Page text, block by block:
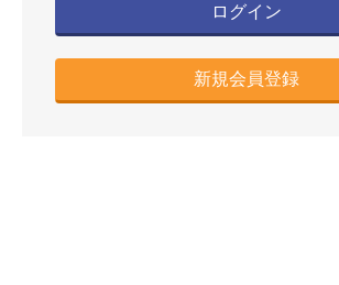
ログイン
新規会員登録